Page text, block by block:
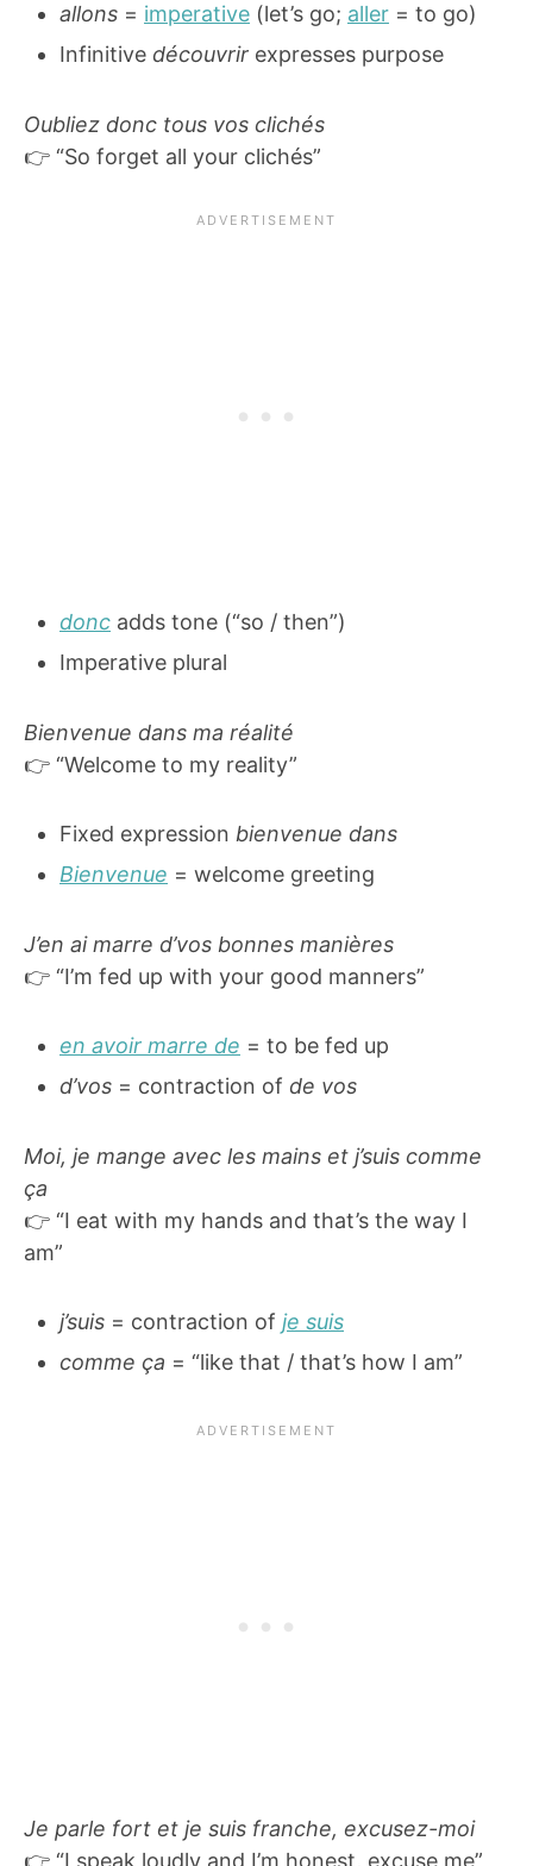
allons = imperative (let’s go; aller = to go)
Infinitive découvrir expresses purpose
Oubliez donc tous vos clichés
👉 “So forget all your clichés”
donc adds tone (“so / then”)
Imperative plural
Bienvenue dans ma réalité
👉 “Welcome to my reality”
Fixed expression bienvenue dans
Bienvenue = welcome greeting
J’en ai marre d’vos bonnes manières
👉 “I’m fed up with your good manners”
en avoir marre de = to be fed up
d’vos = contraction of de vos
Moi, je mange avec les mains et j’suis comme
ça
👉 “I eat with my hands and that’s the way I
am”
j’suis = contraction of je suis
comme ça = “like that / that’s how I am”
Je parle fort et je suis franche, excusez-moi